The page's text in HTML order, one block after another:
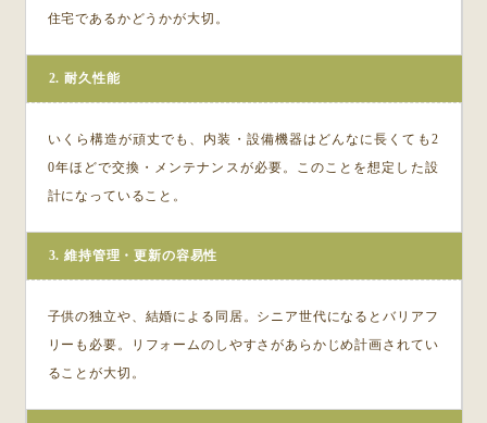
住宅であるかどうかが大切。
2. 耐久性能
いくら構造が頑丈でも、内装・設備機器はどんなに長くても2
0年ほどで交換・メンテナンスが必要。このことを想定した設
計になっていること。
3. 維持管理・更新の容易性
子供の独立や、結婚による同居。シニア世代になるとバリアフ
リーも必要。リフォームのしやすさがあらかじめ計画されてい
ることが大切。